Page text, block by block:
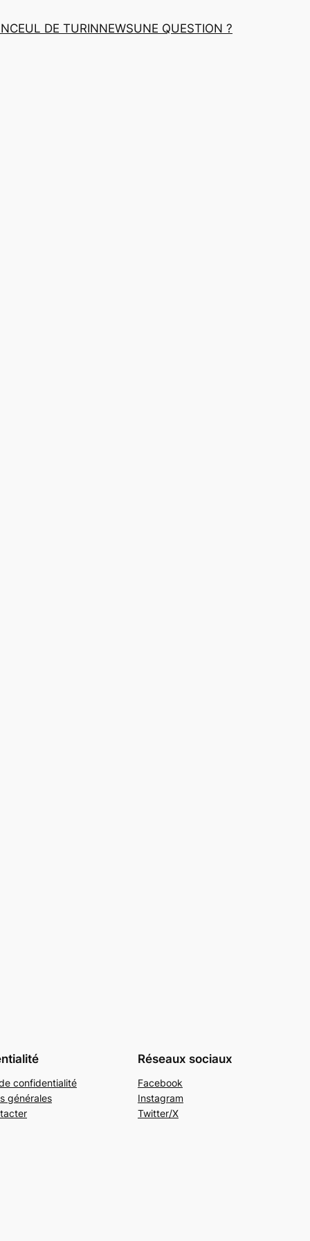
DE TURINNEWSUNE QUESTION ?
confidentialité
générales
Réseaux sociaux
Facebook
Instagram
Twitter/X